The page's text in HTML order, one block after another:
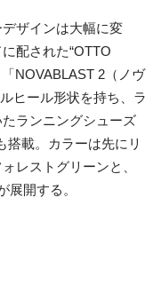
ザインは大幅に変
配された“OTTO
NOVABLAST 2（ノヴ
ヒール形状を持ち、ラ
ランニングシューズ
搭載。カラーは先にリ
レストグリーンと、
展開する。